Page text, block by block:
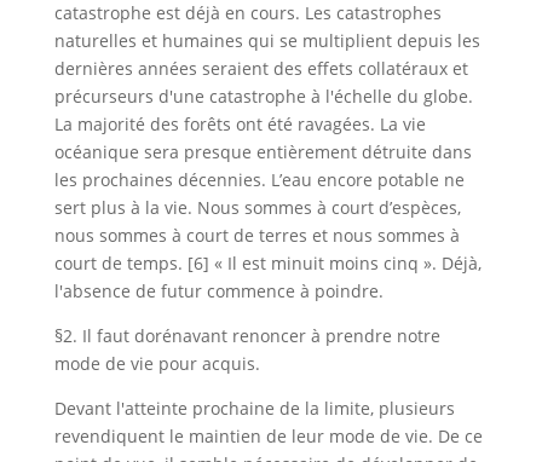
catastrophe est déjà en cours. Les catastrophes
naturelles et humaines qui se multiplient depuis les
dernières années seraient des effets collatéraux et
précurseurs d'une catastrophe à l'échelle du globe.
La majorité des forêts ont été ravagées. La vie
océanique sera presque entièrement détruite dans
les prochaines décennies. L’eau encore potable ne
sert plus à la vie. Nous sommes à court d’espèces,
nous sommes à court de terres et nous sommes à
court de temps. [6] « Il est minuit moins cinq ». Déjà,
l'absence de futur commence à poindre.
§2. Il faut dorénavant renoncer à prendre notre
mode de vie pour acquis.
Devant l'atteinte prochaine de la limite, plusieurs
revendiquent le maintien de leur mode de vie. De ce